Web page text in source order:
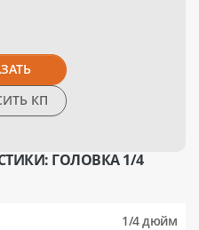
ЗАПРОСИТЬ КП
ГОЛОВКА 1/4
1/4 дюйм